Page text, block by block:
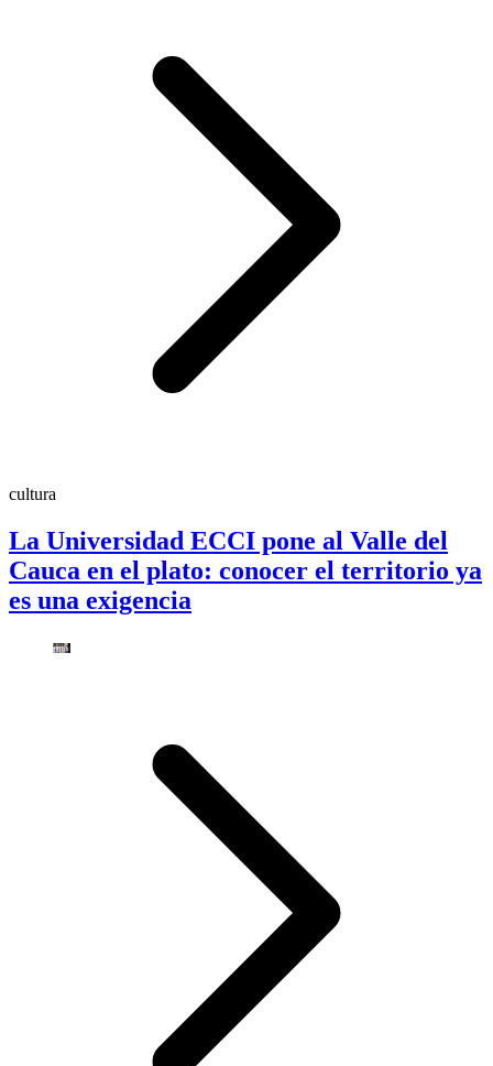
cultura
La Universidad ECCI pone al Valle del
Cauca en el plato: conocer el territorio ya
es una exigencia